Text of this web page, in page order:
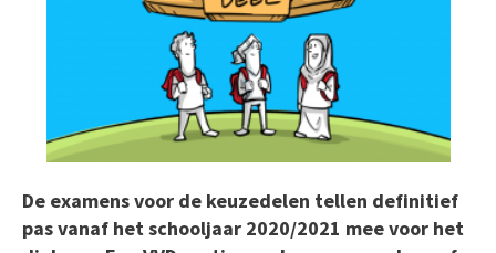
De examens voor de keuzedelen tellen definitief
pas vanaf het schooljaar 2020/2021 mee voor het